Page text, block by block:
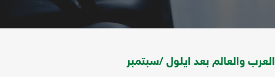
العرب والعالم بعد ايلول /سبتمبر